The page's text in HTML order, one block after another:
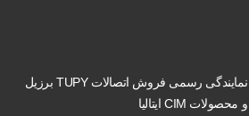
نمایندگی رسمی فروش اتصالات TUPY برزیل
و محصولات CIM ایتالیا